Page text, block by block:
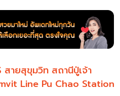
ายสุขุมวิท สถานีปู่เจ้า
Line Pu Chao Station